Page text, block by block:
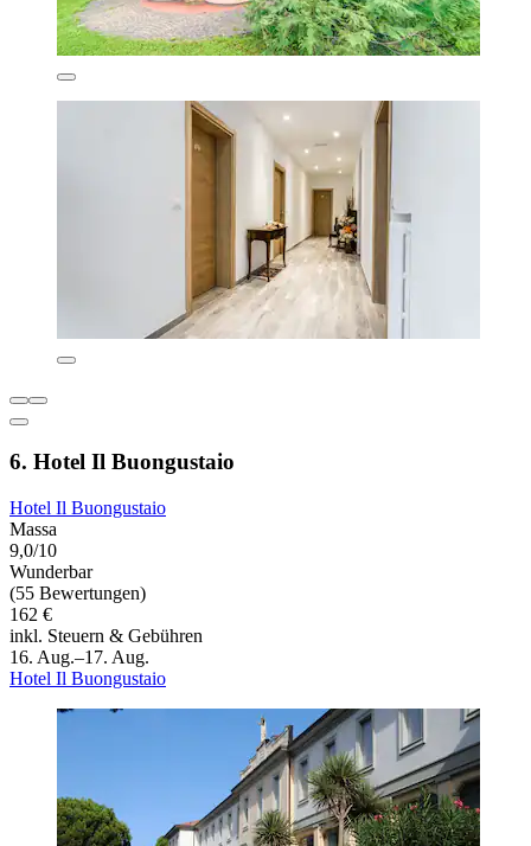
6. Hotel Il Buongustaio
Hotel Il Buongustaio
Massa
9,0/10
Wunderbar
(55 Bewertungen)
162 €
inkl. Steuern & Gebühren
16. Aug.–17. Aug.
Hotel Il Buongustaio